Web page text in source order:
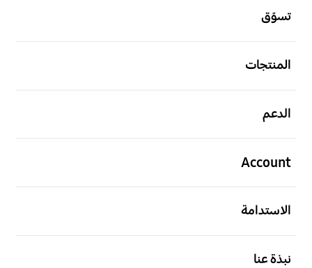
تسوّق
المنتجات
الدعم
Account
الاستدامة
نبذة عنا